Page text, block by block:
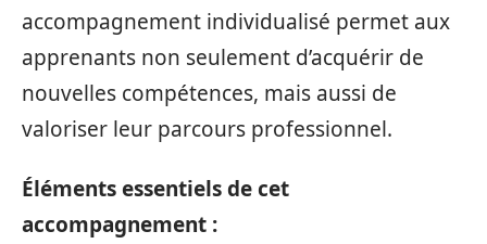
accompagnement individualisé permet aux
apprenants non seulement d’acquérir de
nouvelles compétences, mais aussi de
valoriser leur parcours professionnel.
Éléments essentiels de cet
accompagnement :